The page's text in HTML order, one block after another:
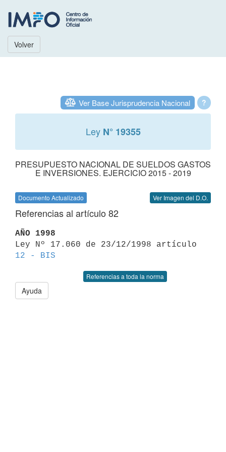
Volver
?
Ver Base Jurisprudencia Nacional
Ley N° 19355
PRESUPUESTO NACIONAL DE SUELDOS GASTOS
E INVERSIONES. EJERCICIO 2015 - 2019
Documento Actualizado Ver Imagen del D.O.
Referencias al artículo 82
AÑO 1998
12 - BIS
Referencias a toda la norma
Ayuda